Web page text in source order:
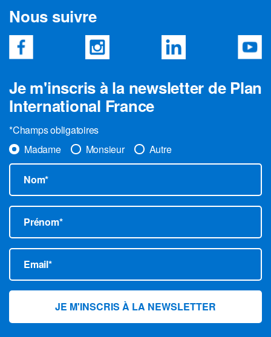
Nous suivre
Je m'inscris à la newsletter de Plan
International France
*Champs obligatoires
Madame
Monsieur Autre
Nom*
Prénom*
Email*